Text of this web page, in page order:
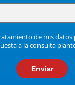
de mis datos
a la consulta
Enviar